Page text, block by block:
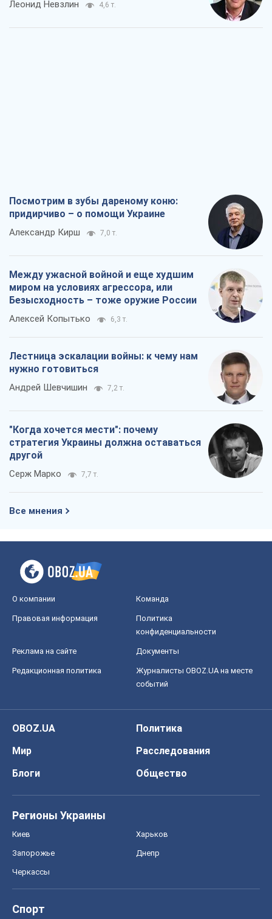
Леонид Невзлин 4,6 т.
Посмотрим в зубы дареному коню:
придирчиво – о помощи Украине
Александр Кирш 7,0 т.
Между ужасной войной и еще худшим
миром на условиях агрессора, или
Безысходность – тоже оружие России
Алексей Копытько 6,3 т.
Лестница эскалации войны: к чему нам
нужно готовиться
Андрей Шевчишин 7,2 т.
"Когда хочется мести": почему
стратегия Украины должна оставаться
другой
Серж Марко 7,7 т.
Все мнения
О компании Команда
Правовая информация
Политика
конфиденциальности
Реклама на сайте Документы
Редакционная политика
Журналисты OBOZ.UA на месте
событий
OBOZ.UA
Политика
Мир
Расследования
Блоги
Общество
Регионы Украины
Киев Харьков
Запорожье Днепр
Черкассы
Спорт